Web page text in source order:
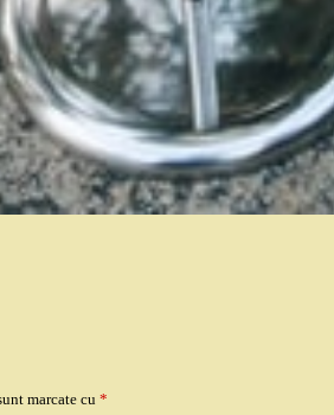
marcate cu *